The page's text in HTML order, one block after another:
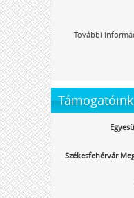
További
Támogatóink
Székesfehérvár